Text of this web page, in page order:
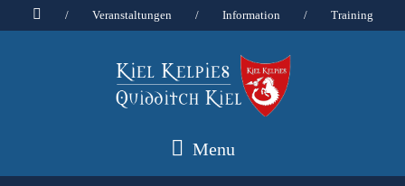
/ Veranstaltungen / Information / Training
Menu